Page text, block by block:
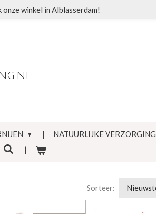
winkel in Alblasserdam!
NATUURLIJKE VERZORGING
Sorteer: